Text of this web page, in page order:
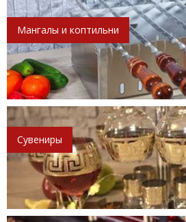
Мангалы и коптильни
Сувениры